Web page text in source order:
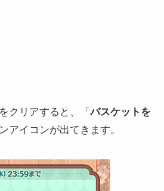
クリアすると、「バスケットを
アイコンが出てきます。